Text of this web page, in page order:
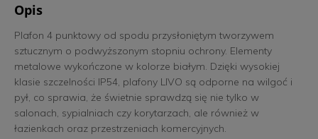
Opis
Plafon 4 punktowy od spodu przysłoniętym tworzywem
sztucznym o podwyższonym stopniu ochrony. Elementy
metalowe wykończone w kolorze białym. Dzięki wysokiej
klasie szczelności IP54, plafony LIVO są odporne na wilgoć i
pył, co sprawia, że świetnie sprawdzą się nie tylko w
salonach, sypialniach czy korytarzach, ale również w
łazienkach oraz przestrzeniach komercyjnych.